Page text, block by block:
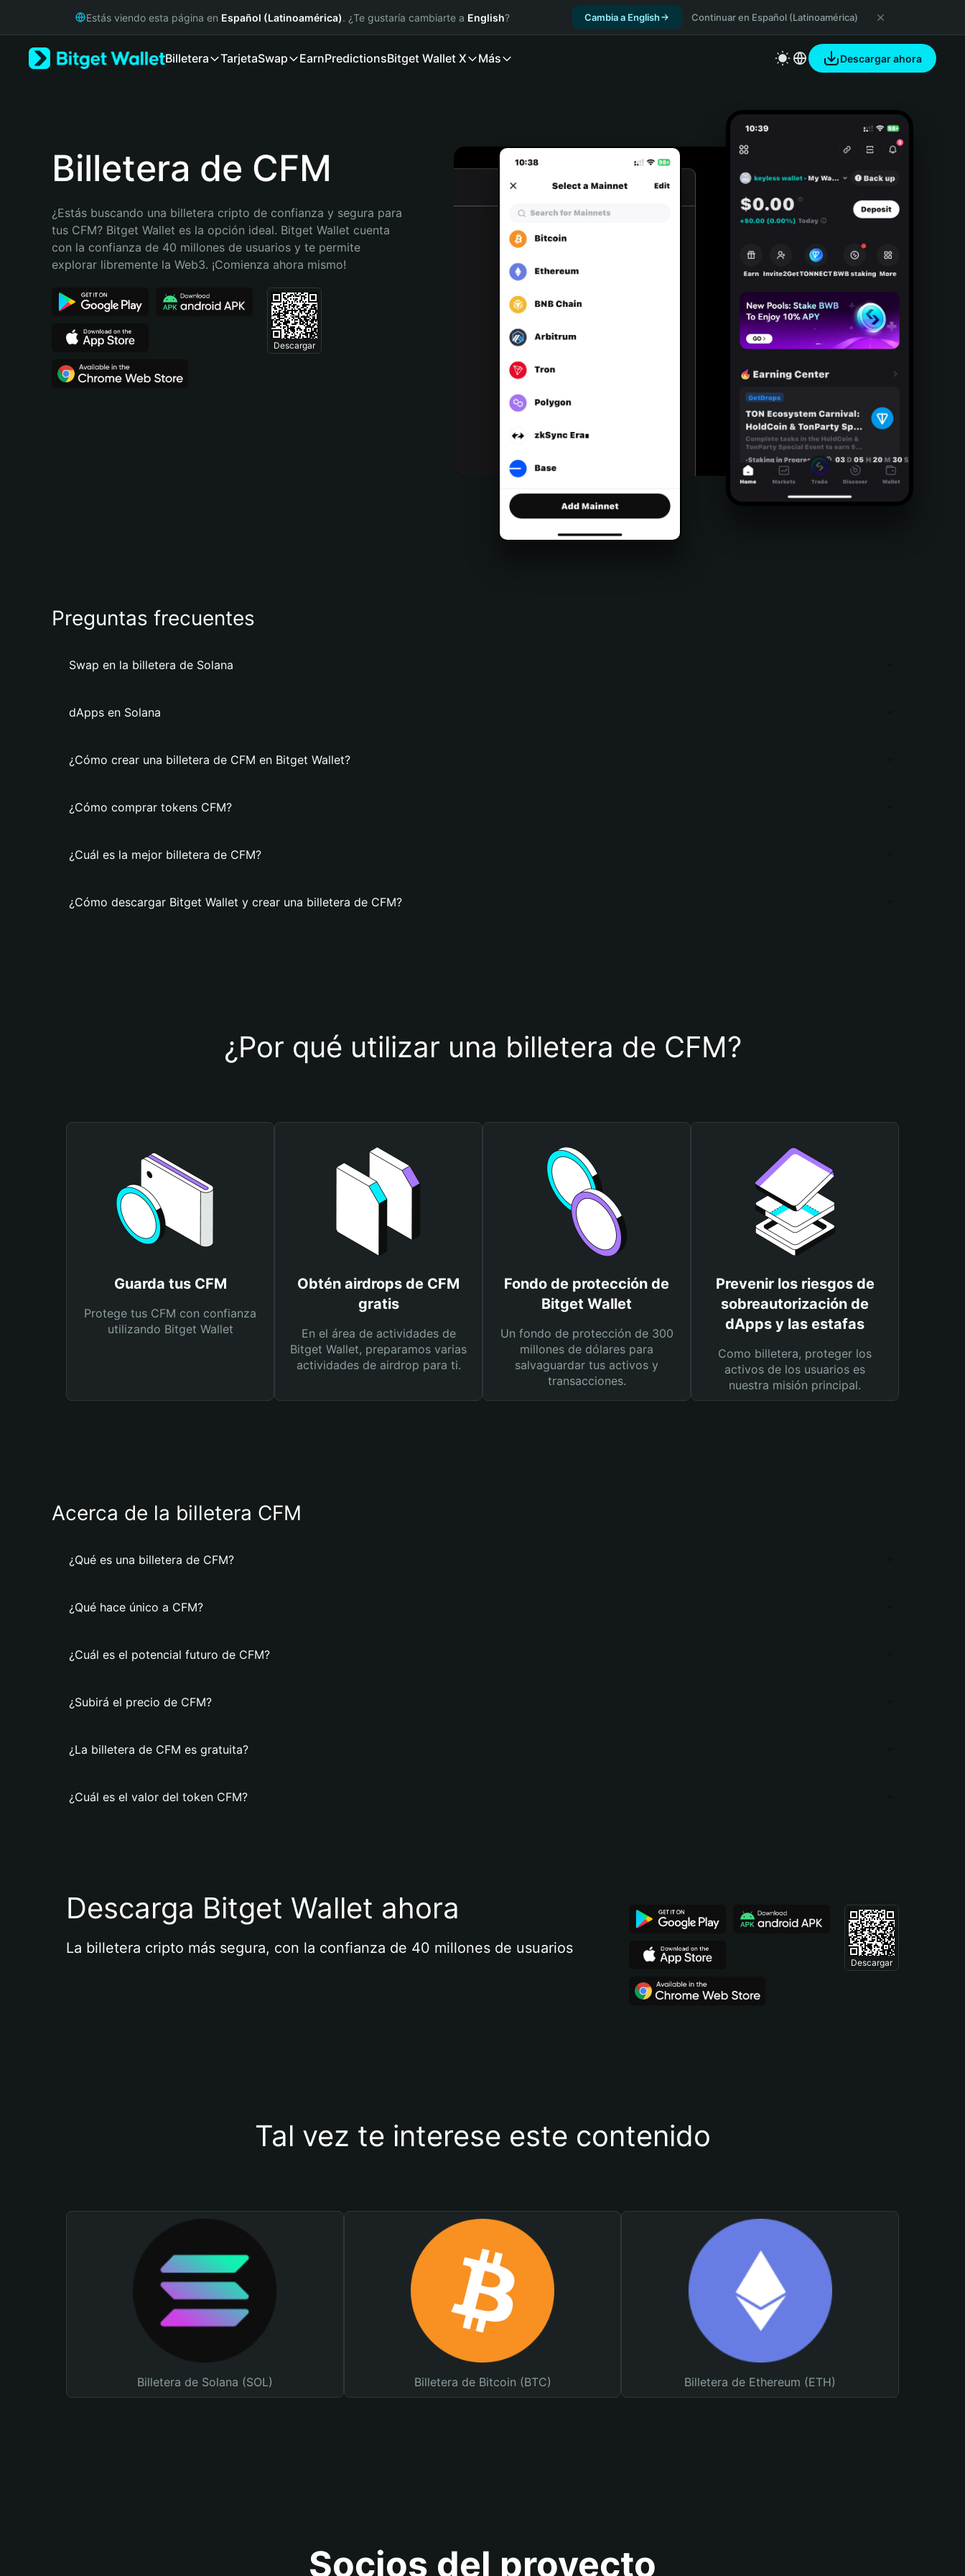
Русский
Bahasa Indonesia
Português (Brasil)
Estás viendo esta página en Español (Latinoamérica). ¿Te gustaría cambiarte a English? Cambia a English Continuar en Español (Latinoamérica)
Billetera TarjetaSwap EarnPredictionsBitget Wallet X Más Descargar ahora
Billetera de CFM
¿Estás buscando una billetera cripto de confianza y segura para
tus CFM? Bitget Wallet es la opción ideal. Bitget Wallet cuenta
con la confianza de 40 millones de usuarios y te permite
explorar libremente la Web3. ¡Comienza ahora mismo!
Descargar
Preguntas frecuentes
Swap en la billetera de Solana
dApps en Solana
¿Cómo crear una billetera de CFM en Bitget Wallet?
¿Cómo comprar tokens CFM?
¿Cuál es la mejor billetera de CFM?
¿Cómo descargar Bitget Wallet y crear una billetera de CFM?
¿Por qué utilizar una billetera de CFM?
Guarda tus CFM
Protege tus CFM con confianza
utilizando Bitget Wallet
Obtén airdrops de CFM
gratis
En el área de actividades de
Bitget Wallet, preparamos varias
actividades de airdrop para ti.
Fondo de protección de
Bitget Wallet
Un fondo de protección de 300
millones de dólares para
salvaguardar tus activos y
transacciones.
Prevenir los riesgos de
sobreautorización de
dApps y las estafas
Como billetera, proteger los
activos de los usuarios es
nuestra misión principal.
Acerca de la billetera CFM
¿Qué es una billetera de CFM?
¿Qué hace único a CFM?
¿Cuál es el potencial futuro de CFM?
¿Subirá el precio de CFM?
¿La billetera de CFM es gratuita?
¿Cuál es el valor del token CFM?
Descarga Bitget Wallet ahora
La billetera cripto más segura, con la confianza de 40 millones de usuarios
Descargar
Tal vez te interese este contenido
Billetera de Solana (SOL) Billetera de Bitcoin (BTC) Billetera de Ethereum (ETH)
Socios del proyecto